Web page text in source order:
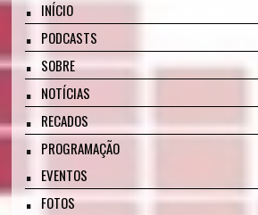
INÍCIO
PODCASTS
SOBRE
NOTÍCIAS
RECADOS
PROGRAMAÇÃO
EVENTOS
FOTOS